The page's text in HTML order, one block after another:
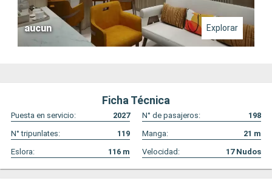
aucun Explorar
Ficha Técnica
Puesta en servicio: 2027 N° de pasajeros:
198
N° tripunlates:
119 Manga: 21 m
Eslora:
116 m Velocidad: 17 Nudos